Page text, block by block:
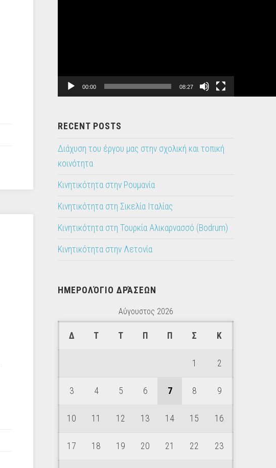
00:00 08:27
RECENT POSTS
Διάχυση του έργου μας στην σχολική και τοπική
κοινότητα
Κινητικότητα στην Ρουμανία
Κινητικότητα στη Σικελία Ιταλίας
Κινητικότητα στη Τουρκία Αλικαρνασσό (Bodrum)
Κινητικότητα στην Λετονία
ΗΜΕΡΟΛΌΓΙΟ ΔΡΆΣΕΩΝ
Αύγουστος 2026
Δ Τ Τ Π Π Σ Κ
1 2
3 4 5 6 7 8 9
10 11 12 13 14 15 16
17 18 19 20 21 22 23